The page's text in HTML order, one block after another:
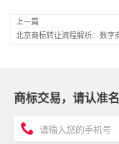
上一篇
商标交易，请认准